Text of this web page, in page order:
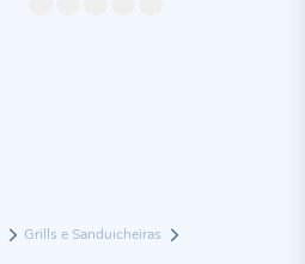
Grills e Sanduicheiras